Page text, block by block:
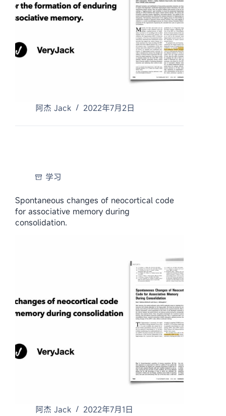
阿杰 Jack 2022年7月2日
学习
Spontaneous changes of neocortical code
for associative memory during
consolidation.
阿杰 Jack 2022年7月1日